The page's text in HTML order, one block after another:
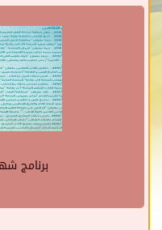
برنامج